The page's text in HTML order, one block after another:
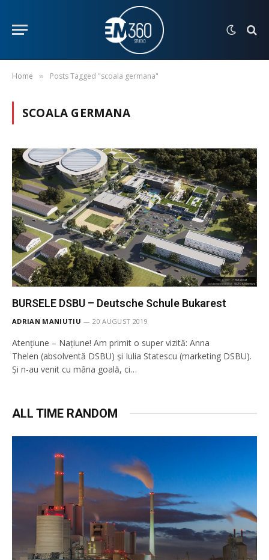
Home » Posts Tagged "scoala germana"
SCOALA GERMANA
BURSELE DSBU – Deutsche Schule Bukarest
ADRIAN MANIUTIU 20 AUGUST 2019
Atențiune – Națiune! Am primit o super vizită: Anna
Thelen (absolventă DSBU) și Iulia Statescu (marketing DSBU).
Și n-au venit cu mâna goală, ci…
ALL TIME RANDOM